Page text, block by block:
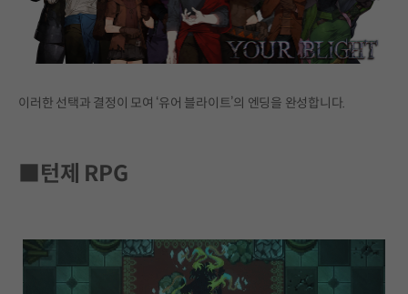
이러한 선택과 결정이 모여 ‘유어 블라이트’의 엔딩을 완성합니다.
■턴제 RPG